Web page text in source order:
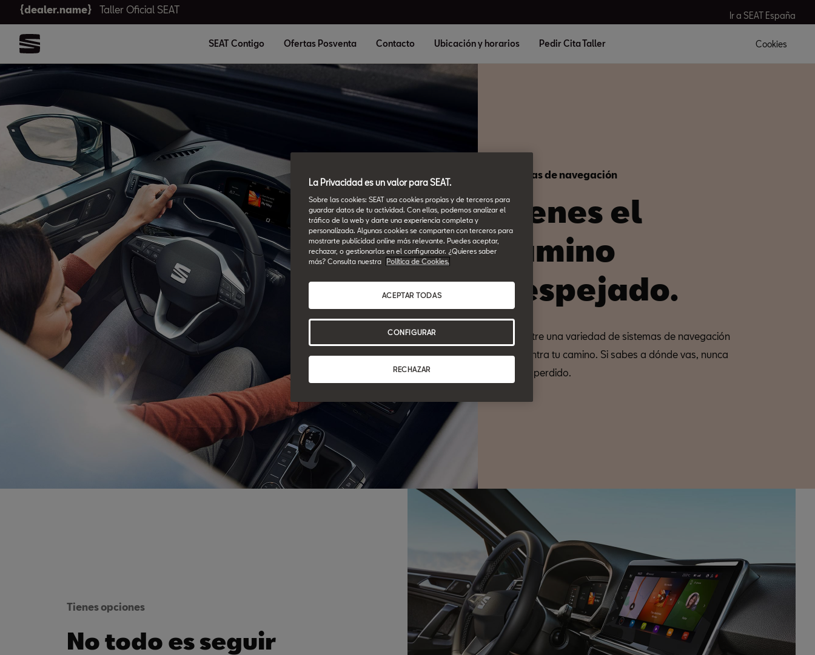
{dealer.name} Taller Oficial SEAT
Ir a SEAT España
SEAT Contigo Ofertas Posventa Contacto Ubicación y horarios Pedir Cita Taller Cookies
Sistemas de navegación
Tienes el
camino
despejado.
Elige entre una variedad de sistemas de navegación
y encuentra tu camino. Si sabes a dónde vas, nunca
estarás perdido.
Tienes opciones
No todo es seguir
La Privacidad es un valor para SEAT.
Sobre las cookies: SEAT usa cookies propias y de terceros para
guardar datos de tu actividad. Con ellas, podemos analizar el
tráfico de la web y darte una experiencia completa y
personalizada. Algunas cookies se comparten con terceros para
mostrarte publicidad online más relevante. Puedes aceptar,
rechazar, o gestionarlas en el configurador. ¿Quieres saber
más? Consulta nuestra
Política de Cookies.
RECHAZAR
ACEPTAR TODAS
CONFIGURAR